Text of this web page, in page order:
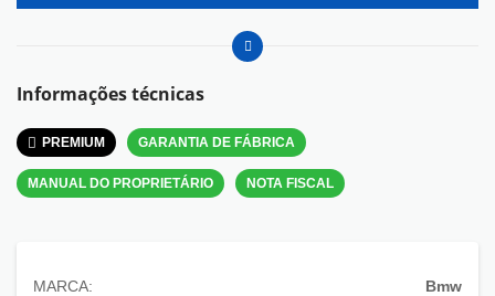
Informações técnicas
PREMIUM GARANTIA DE FÁBRICA
MANUAL DO PROPRIETÁRIO NOTA FISCAL
MARCA: Bmw